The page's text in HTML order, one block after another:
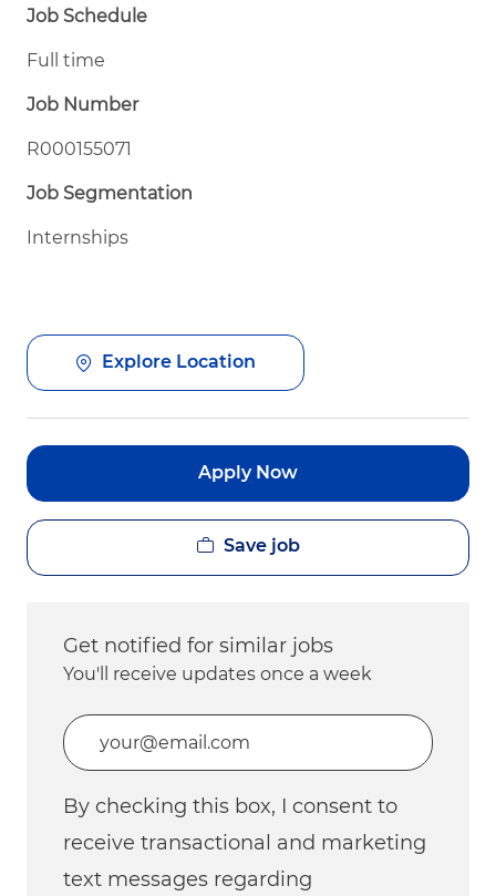
Job Schedule
Full time
Job Number
R000155071
Job Segmentation
Internships
Explore Location
Apply Now
Save job
Get notified for similar jobs
You'll receive updates once a week
Enter Email address (Required)
By checking this box, I consent to
receive transactional and marketing
text messages regarding